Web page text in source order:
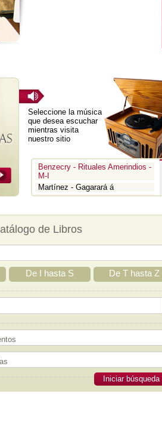
Seleccione la música
que desea escuchar
mientras visita
nuestro sitio
Benzecry - Rituales Amerindios -
M-I
Martínez - Gagarará á
Prokofiev - Pedro y el lobo
Aria
Prokofiev - Romeo y Julieta -
Suite 3
Prokofiev - Iván el Terrible
Prokofiev - Alexander Nevsky -
Kauderer - Sinfonía I - M-I
Benzecry - Rituales Amerindios -
Benzecry - Rituales Amerindios -
M-III
Kauderer - Sinfonía I - M-II
Kauderer - Sinfonía I - M-III
Maglia - Sinfonía No. 1
de Libros
De I hasta S De T hasta Z
Iniciar búsqueda